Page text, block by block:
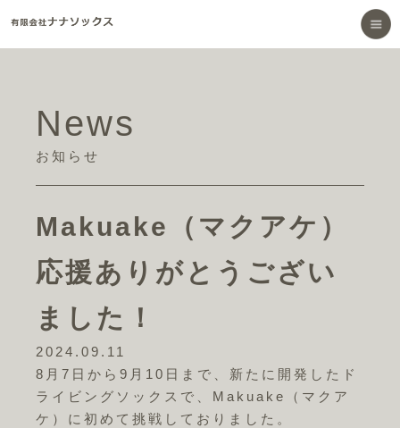
News
お知らせ
Makuake（マクアケ）
応援ありがとうござい
ました！
2024.09.11
8月7日から9月10日まで、新たに開発したド
ライビングソックスで、Makuake（マクア
ケ）に初めて挑戦しておりました。